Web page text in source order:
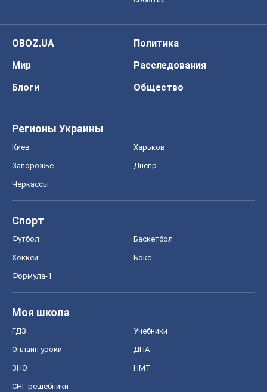
OBOZ.UA
Политика
Мир
Расследования
Блоги
Общество
Регионы Украины
Киев Харьков
Запорожье Днепр
Черкассы
Спорт
Футбол Баскетбол
Хоккей Бокс
Формула-1
Моя школа
ГДЗ Учебники
Онлайн уроки ДПА
ЗНО НМТ
СНГ решебники